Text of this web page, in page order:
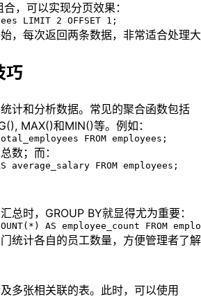
，可以实现分页效果：
LIMIT 2 OFFSET 1;
，每次返回两条数据，非常适合处理大
巧
计和分析数据。常见的聚合函数包括
MAX()和MIN()等。例如：
FROM employees;
数；而：
average_salary FROM employees;
总时，GROUP BY就显得尤为重要：
AS employee_count FROM
统计各自的员工数量，方便管理者了解
多张相关联的表。此时，可以使用